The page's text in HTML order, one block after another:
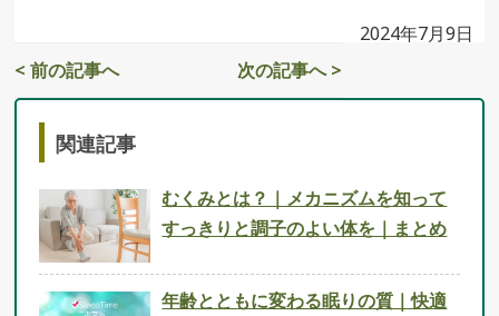
2024年7月9日
< 前の記事へ
次の記事へ >
関連記事
むくみとは？｜メカニズムを知って
すっきりと調子のよい体を｜まとめ
年齢とともに変わる眠りの質｜快適